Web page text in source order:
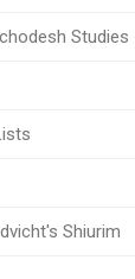
Studies
Shiurim